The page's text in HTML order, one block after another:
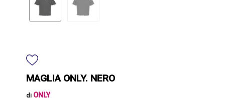
MAGLIA ONLY. NERO
di ONLY